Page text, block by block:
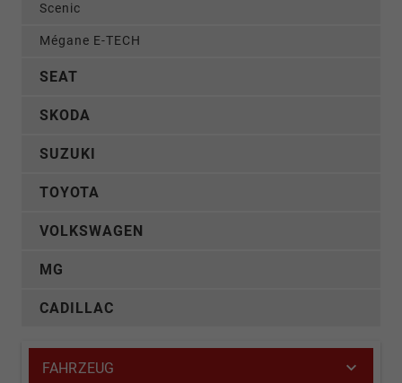
Scenic
Mégane E-TECH
SEAT
SKODA
SUZUKI
TOYOTA
VOLKSWAGEN
MG
CADILLAC
FAHRZEUG